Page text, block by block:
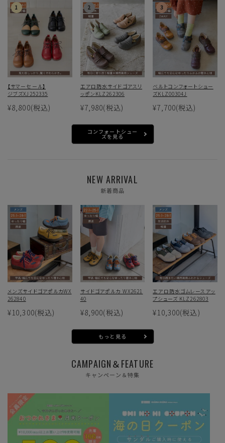
【サマーセール】
ジブズXJ252335
¥8,800(税込)
エアロ防水サイドゴアスリ
ッポンKLZ262306
¥7,980(税込)
ベルトコンフォートシュー
ズKLZ00304J
¥7,700(税込)
コンフォートシュー
ズを見る
NEW ARRIVAL
新着商品
メンズサイドゴアポルカWX
262840
¥10,300(税込)
サイドゴアポルカ WX2621
40
¥8,900(税込)
エアロ防水ゴムレースアッ
プシューズ KLZ262803
¥10,300(税込)
もっと見る
CAMPAIGN＆FEATURE
キャンペーン＆特集